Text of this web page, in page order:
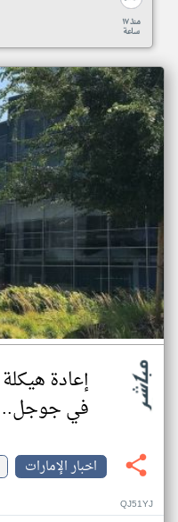
منذ ١٧
ساعة
إعادة
في جوجل..
اخبار الإمارات
QJ51YJ